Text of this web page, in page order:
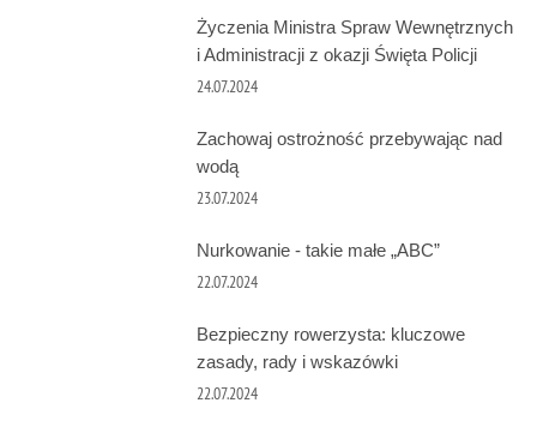
Życzenia Ministra Spraw Wewnętrznych
i Administracji z okazji Święta Policji
24.07.2024
Zachowaj ostrożność przebywając nad
wodą
23.07.2024
Nurkowanie - takie małe „ABC”
22.07.2024
Bezpieczny rowerzysta: kluczowe
zasady, rady i wskazówki
22.07.2024